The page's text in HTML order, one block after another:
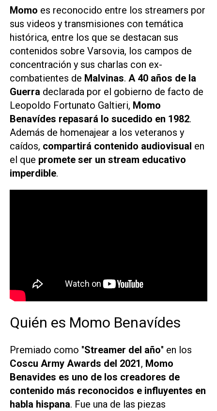
Momo es reconocido entre los streamers por
sus videos y transmisiones con temática
histórica, entre los que se destacan sus
contenidos sobre Varsovia, los campos de
concentración y sus charlas con ex-
combatientes de Malvinas. A 40 años de la
Guerra declarada por el gobierno de facto de
Leopoldo Fortunato Galtieri, Momo
Benavídes repasará lo sucedido en 1982.
Además de homenajear a los veteranos y
caídos, compartirá contenido audiovisual en
el que promete ser un stream educativo
imperdible.
Quién es Momo Benavídes
Premiado como "Streamer del año" en los
Coscu Army Awards del 2021, Momo
Benavides es uno de los creadores de
contenido más reconocidos e influyentes en
habla hispana. Fue una de las piezas